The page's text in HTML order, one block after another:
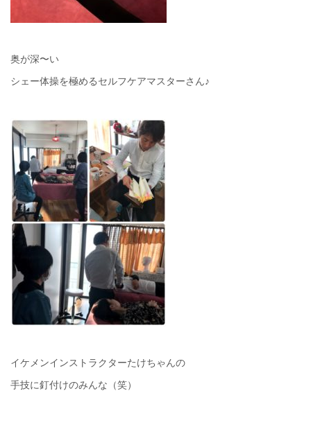
奥が深〜い
シェー体操を極めるセルフケアマスターさん♪
イケメンインストラクターたけちゃんの
手技に釘付けのみんな（笑）